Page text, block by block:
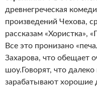
древнегреческая
произведений Чехова,
рассказам «Хористка»,
Все это пронизано
Захарова, что обещает
шоу. Говорят, что
зарабатывают хорошие